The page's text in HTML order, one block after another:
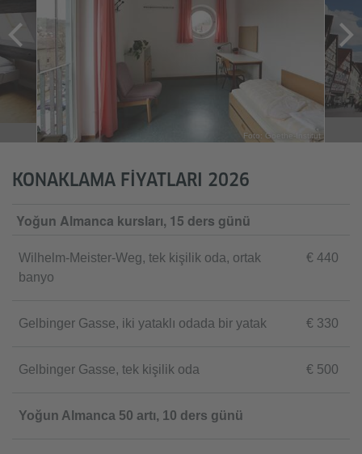
Foto: Goethe-Institut
KONAKLAMA FIYATLARI 2026
Yoğun Almanca kursları, 15 ders günü
Wilhelm-Meister-Weg, tek kişilik oda, ortak
banyo
€ 440
Gelbinger Gasse, iki yataklı odada bir yatak € 330
Gelbinger Gasse, tek kişilik oda € 500
Yoğun Almanca 50 artı, 10 ders günü